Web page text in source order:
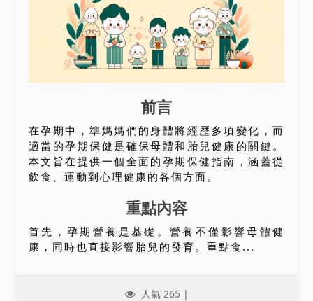
前言
在孕期中，準媽媽們的身體將經歷多項變化，而
適當的孕期保健是確保母體和胎兒健康的關鍵。
本文旨在提供一個全面的孕期保健指南，涵蓋從
飲食、運動到心理健康的各個方面。
重點內容
首先，孕期營養是基礎。營養不僅影響母體健
康，同時也直接影響胎兒的發育。重點食...
人氣 265 |